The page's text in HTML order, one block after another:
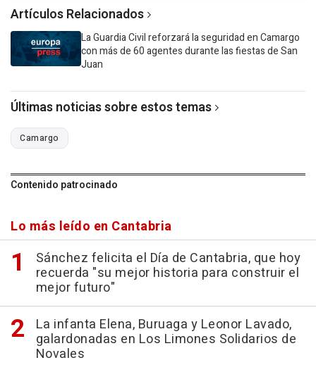
Artículos Relacionados
La Guardia Civil reforzará la seguridad en Camargo
con más de 60 agentes durante las fiestas de San
Juan
Últimas noticias sobre estos temas
Camargo
Contenido patrocinado
Lo más leído en Cantabria
Sánchez felicita el Día de Cantabria, que hoy
recuerda "su mejor historia para construir el
mejor futuro"
La infanta Elena, Buruaga y Leonor Lavado,
galardonadas en Los Limones Solidarios de
Novales